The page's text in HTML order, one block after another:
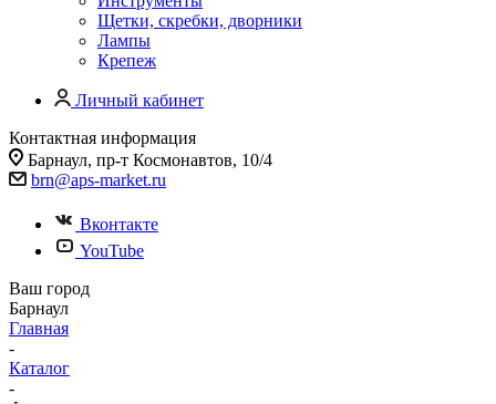
Щетки, скребки, дворники
Лампы
Крепеж
Личный кабинет
Контактная информация
Барнаул, пр-т Космонавтов, 10/4
brn@aps-market.ru
Вконтакте
YouTube
Ваш город
Барнаул
Главная
-
Каталог
-